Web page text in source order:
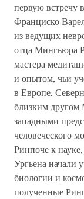
первую встречу
Франциско
из ведущих
отца Мингьюра
мастера
и опытом, чьи
в Европе,
близким другом
западными
человеческого
Ринпоче к
Ургьена начали
биологии и
полученные